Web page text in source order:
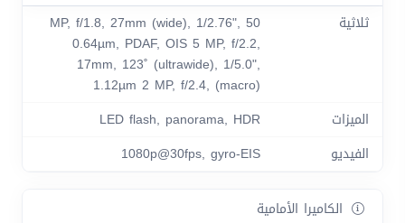
ثلاثية
50 MP, f/1.8, 27mm (wide), 1/2.76",
0.64µm, PDAF, OIS 5 MP, f/2.2,
17mm, 123˚ (ultrawide), 1/5.0",
1.12µm 2 MP, f/2.4, (macro)
الميزات
LED flash, panorama, HDR
الفيديو
1080p@30fps, gyro-EIS
الكاميرا الأمامية